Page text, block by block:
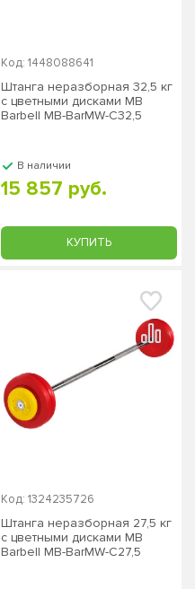
Код: 1448088641
Штанга неразборная 32,5 кг
с цветными дисками МВ
Barbell MB-BarMW-C32,5
В наличии
15 857 руб.
КУПИТЬ
Код: 1324235726
Штанга неразборная 27,5 кг
с цветными дисками MB
Barbell MB-BarMW-C27,5